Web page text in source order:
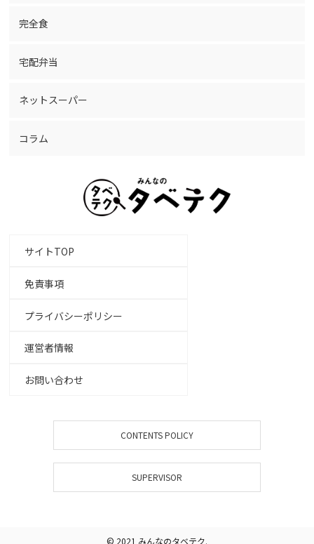
完全食
宅配弁当
ネットスーパー
コラム
サイトTOP
免責事項
プライバシーポリシー
運営者情報
お問い合わせ
CONTENTS POLICY
SUPERVISOR
© 2021 みんなのタベテク.